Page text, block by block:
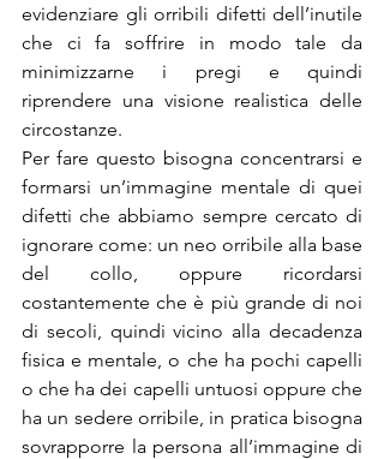
evidenziare gli orribili difetti dell’inutile
che ci fa soffrire in modo tale da
minimizzarne i pregi e quindi
riprendere una visione realistica delle
circostanze.
Per fare questo bisogna concentrarsi e
formarsi un’immagine mentale di quei
difetti che abbiamo sempre cercato di
ignorare come: un neo orribile alla base
del collo, oppure ricordarsi
costantemente che è più grande di noi
di secoli, quindi vicino alla decadenza
fisica e mentale, o che ha pochi capelli
o che ha dei capelli untuosi oppure che
ha un sedere orribile, in pratica bisogna
sovrapporre la persona all’immagine di